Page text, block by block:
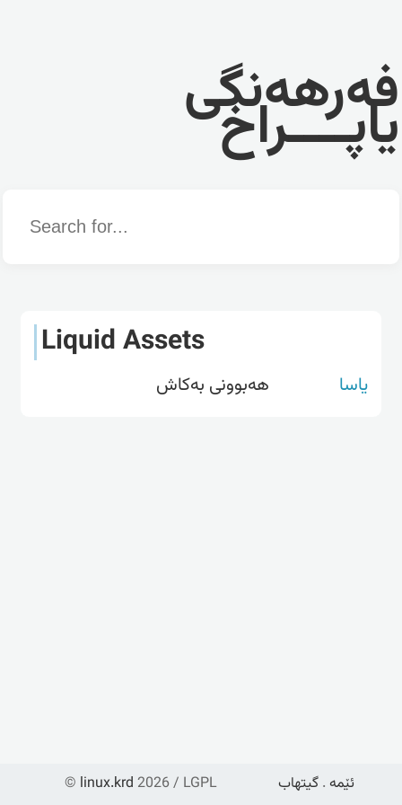
فەرهەنگی
یاپــــراخ
Word
Liquid Assets
یاسا هەبوونی بەکاش
© linux.krd 2026 / LGPL ئێمە . گیتهاب